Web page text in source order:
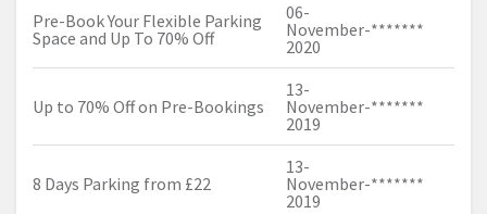
Pre-Book Your Flexible Parking
Space and Up To 70% Off
06-
November-
2020
*******
Up to 70% Off on Pre-Bookings
13-
November-
2019
*******
8 Days Parking from £22
13-
November-
2019
*******